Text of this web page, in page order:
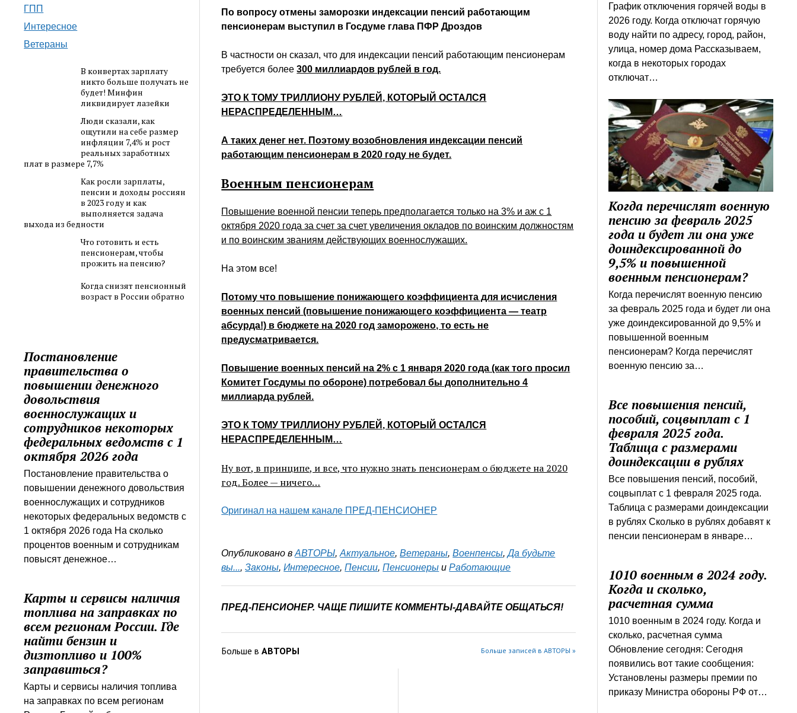
ГПП
Интересное
Ветераны
В конвертах зарплату
никто больше получать не
будет! Минфин
ликвидирует лазейки
Люди сказали, как
ощутили на себе размер
инфляции 7,4% и рост
реальных заработных
плат в размере 7,7%
Как росли зарплаты,
пенсии и доходы россиян
в 2023 году и как
выполняется задача
выхода из бедности
Что готовить и есть
пенсионерам, чтобы
прожить на пенсию?
Когда снизят пенсионный
возраст в России обратно
Постановление
правительства о
повышении денежного
довольствия
военнослужащих и
сотрудников некоторых
федеральных ведомств с 1
октября 2026 года
Постановление правительства о
повышении денежного довольствия
военнослужащих и сотрудников
некоторых федеральных ведомств с
1 октября 2026 года На сколько
процентов военным и сотрудникам
повысят денежное…
Карты и сервисы наличия
топлива на заправках по
всем регионам России. Где
найти бензин и
дизтопливо и 100%
заправиться?
Карты и сервисы наличия топлива
на заправках по всем регионам
По вопросу отмены заморозки индексации пенсий работающим
пенсионерам выступил в Госдуме глава ПФР Дроздов
В частности он сказал, что для индексации пенсий работающим пенсионерам
требуется более300 миллиардов рублей в год.
ЭТО К ТОМУ ТРИЛЛИОНУ РУБЛЕЙ, КОТОРЫЙ ОСТАЛСЯ
НЕРАСПРЕДЕЛЕННЫМ…
А таких денег нет. Поэтому возобновления индексации пенсий
работающим пенсионерам в 2020 году не будет.
Военным пенсионерам
Повышение военной пенсии теперь предполагается только на 3% и аж с 1
октября 2020 года за счет за счет увеличения окладов по воинским должностям
и по воинским званиям действующих военнослужащих.
На этом все!
Потому что повышение понижающего коэффициента для исчисления
военных пенсий (повышение понижающего коэффициента — театр
абсурда!) в бюджете на 2020 год заморожено, то есть не
предусматривается.
Повышение военных пенсий на 2% с 1 января 2020 года (как того просил
Комитет Госдумы по обороне) потребовал бы дополнительно 4
миллиарда рублей.
ЭТО К ТОМУ ТРИЛЛИОНУ РУБЛЕЙ, КОТОРЫЙ ОСТАЛСЯ
НЕРАСПРЕДЕЛЕННЫМ…
Ну вот, в принципе, и все, что нужно знать пенсионерам о бюджете на 2020
год. Более — ничего…
Оригинал на нашем канале ПРЕД-ПЕНСИОНЕР
Опубликовано в АВТОРЫ,Актуальное,Ветераны,Военпенсы,Да будьте
вы...,Законы,Интересное,Пенсии,Пенсионеры иРаботающие
ПРЕД-ПЕНСИОНЕР. ЧАЩЕ ПИШИТЕ КОММЕНТЫ-ДАВАЙТЕ ОБЩАТЬСЯ!
Больше вАВТОРЫ Больше записей в АВТОРЫ »
График отключения горячей воды в
2026 году. Когда отключат горячую
воду найти по адресу, город, район,
улица, номер дома Рассказываем,
когда в некоторых городах
отключат…
Когда перечислят военную
пенсию за февраль 2025
года и будет ли она уже
доиндексированной до
9,5% и повышенной
военным пенсионерам?
Когда перечислят военную пенсию
за февраль 2025 года и будет ли она
уже доиндексированной до 9,5% и
повышенной военным
пенсионерам? Когда перечислят
военную пенсию за…
Все повышения пенсий,
пособий, соцвыплат с 1
февраля 2025 года.
Таблица с размерами
доиндексации в рублях
Все повышения пенсий, пособий,
соцвыплат с 1 февраля 2025 года.
Таблица с размерами доиндексации
в рублях Сколько в рублях добавят к
пенсии пенсионерам в январе…
1010 военным в 2024 году.
Когда и сколько,
расчетная сумма
1010 военным в 2024 году. Когда и
сколько, расчетная сумма
Обновление сегодня: Сегодня
появились вот такие сообщения:
Установлены размеры премии по
приказу Министра обороны РФ от…